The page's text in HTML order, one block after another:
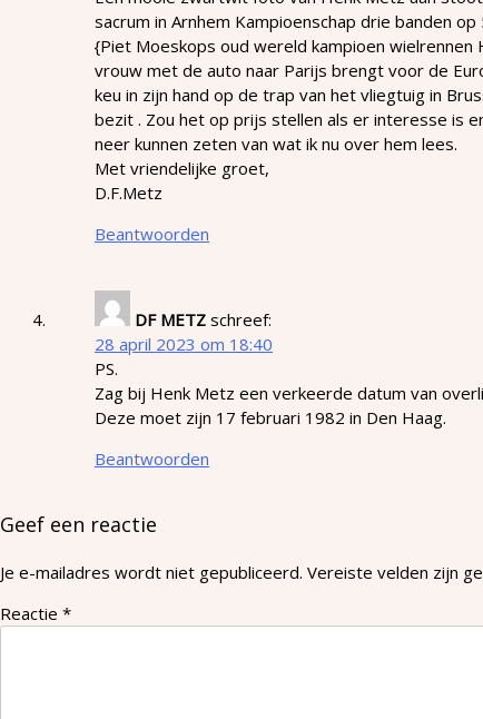
sacrum in Arnhem Kampioenschap drie banden
{Piet Moeskops oud wereld kampioen
vrouw met de auto naar Parijs brengt voor de
keu in zijn hand op de trap van het vliegtuig in
bezit . Zou het op prijs stellen als er interesse is
neer kunnen zeten van wat ik nu over hem lees.
Met vriendelijke groet,
D.F.Metz
Beantwoorden
DF METZ schreef:
28 april 2023 om 18:40
PS.
Zag bij Henk Metz een verkeerde datum van
Deze moet zijn 17 februari 1982 in Den Haag.
Beantwoorden
Geef een reactie
Je e-mailadres wordt niet gepubliceerd. Vereiste velden zijn
Reactie *